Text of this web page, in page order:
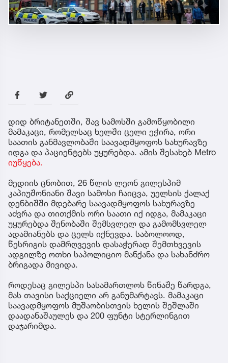
დიდ ბრიტანეთში, შავ სამოსში გამოწყობილი
მამაკაცი, რომელსაც ხელში ცელი ეჭირა, ორი
საათის განმავლობაში საავადმყოფოს სახურავზე
იდგა და პაციენტებს უყურებდა. ამის შესახებ Metro
იუწყება.
მედიის ცნობით, 26 წლის ლეონ გილესპიმ
კაპიუშონიანი შავი სამოსი ჩაიცვა, უელსის ქალაქ
დენბიშში მდებარე საავადმყოფოს სახურავზე
აძვრა და თითქმის ორი საათი იქ იდგა, მამაკაცი
უყურებდა შენობაში შემსვლელ და გამომსვლელ
ადამიანებს და ცელს იქნევდა. საბოლოოდ,
წესრიგის დამრღვევის დასაჭერად შემთხვევის
ადგილზე ოთხი საპოლიციო მანქანა და სახანძრო
ბრიგადა მივიდა.
როდესაც გილესპი სასამართლოს წინაშე წარდგა,
მას თავისი საქციელი არ განუმარტავს. მამაკაცი
საავადმყოფოს მუშაობისთვის ხელის შეშლაში
დაადანაშაულეს და 200 ფუნტი სტერლინგით
დაჯარიმდა.